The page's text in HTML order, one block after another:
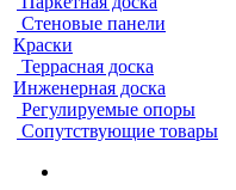
Стеновые панели
Краски
Террасная доска
Инженерная доска
Регулируемые опоры
Сопутствующие товары